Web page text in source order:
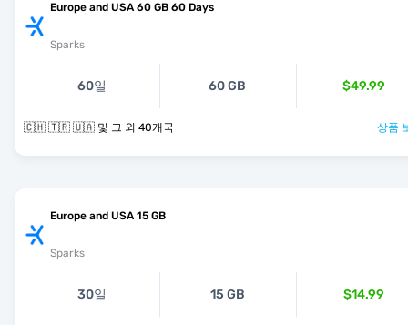
Europe and USA 60 GB 60 Days
Sparks
60일 60 GB $49.99
🇨🇭 🇹🇷 🇺🇦 및 그 외 40개국 상품
Europe and USA 15 GB
Sparks
30일 15 GB $14.99